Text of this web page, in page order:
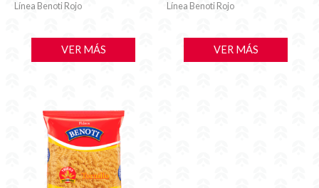
Línea Benoti Rojo
VER MÁS
Línea Benoti Rojo
VER MÁS